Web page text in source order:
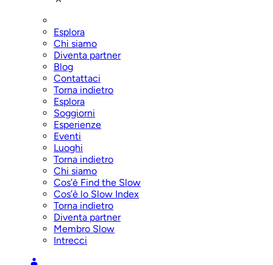
Esplora
Chi siamo
Diventa partner
Blog
Contattaci
Torna indietro
Esplora
Soggiorni
Esperienze
Eventi
Luoghi
Torna indietro
Chi siamo
Cos’è Find the Slow
Cos’è lo Slow Index
Torna indietro
Diventa partner
Membro Slow
Intrecci